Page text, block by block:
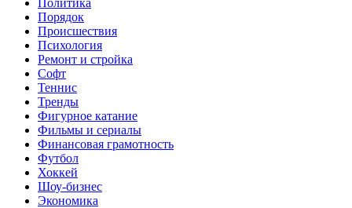
Порядок
Происшествия
Психология
Ремонт и стройка
Софт
Теннис
Тренды
Фигурное катание
Фильмы и сериалы
Финансовая грамотность
Футбол
Хоккей
Шоу-бизнес
Экономика